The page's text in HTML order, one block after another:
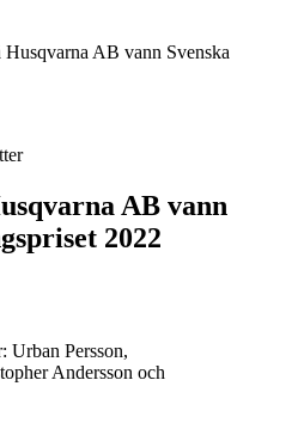
Husqvarna AB vann Svenska
AB vann
2022
Urban Persson,
Andersson och